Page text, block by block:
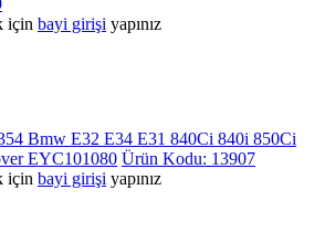
için bayi girişi yapınız
Bmw E32 E34 E31 840Ci 840i 850Ci
EYC101080 Ürün Kodu: 13907
için bayi girişi yapınız